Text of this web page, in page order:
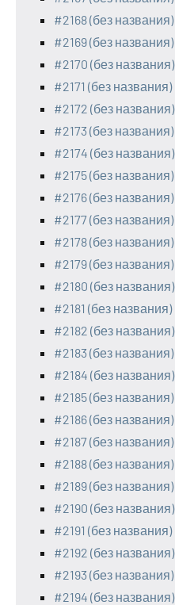
#2168 (без названия)
#2169 (без названия)
#2170 (без названия)
#2171 (без названия)
#2172 (без названия)
#2173 (без названия)
#2174 (без названия)
#2175 (без названия)
#2176 (без названия)
#2177 (без названия)
#2178 (без названия)
#2179 (без названия)
#2180 (без названия)
#2181 (без названия)
#2182 (без названия)
#2183 (без названия)
#2184 (без названия)
#2185 (без названия)
#2186 (без названия)
#2187 (без названия)
#2188 (без названия)
#2189 (без названия)
#2190 (без названия)
#2191 (без названия)
#2192 (без названия)
#2193 (без названия)
#2194 (без названия)